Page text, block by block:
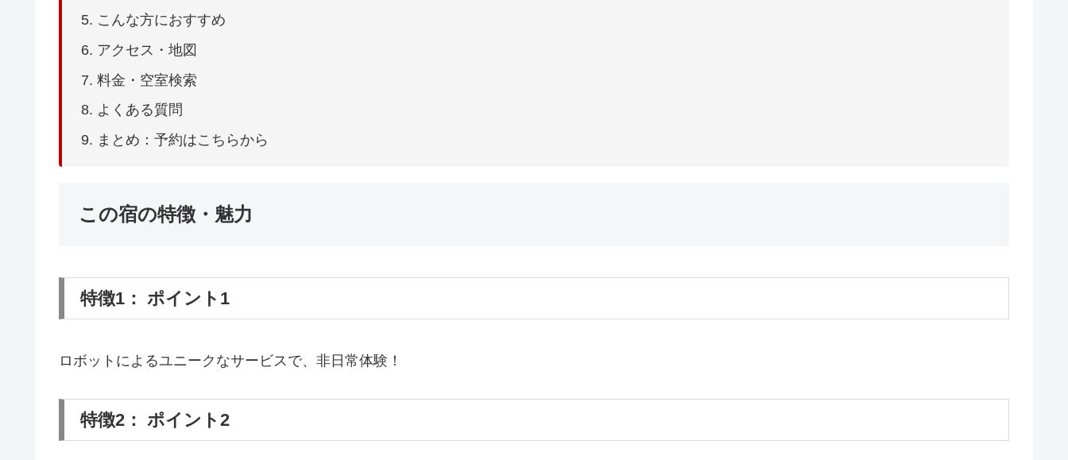
こんな方におすすめ
アクセス・地図
料金・空室検索
よくある質問
まとめ：予約はこちらから
この宿の特徴・魅力
特徴1： ポイント1
ロボットによるユニークなサービスで、非日常体験！
特徴2： ポイント2